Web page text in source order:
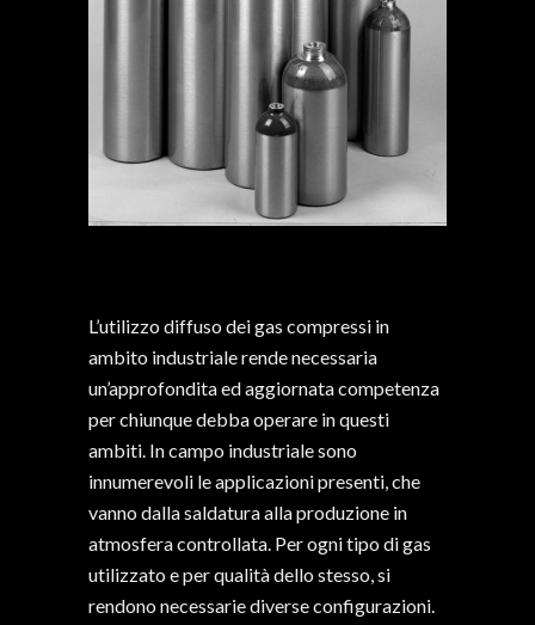
L’utilizzo diffuso dei gas compressi in
ambito industriale rende necessaria
un’approfondita ed aggiornata competenza
per chiunque debba operare in questi
ambiti. In campo industriale sono
innumerevoli le applicazioni presenti, che
vanno dalla saldatura alla produzione in
atmosfera controllata. Per ogni tipo di gas
utilizzato e per qualità dello stesso, si
rendono necessarie diverse configurazioni.